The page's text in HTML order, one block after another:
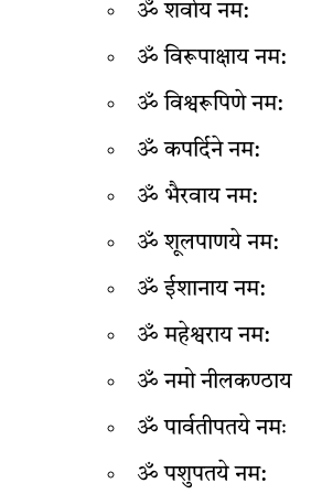
ॐ शर्वाय नम:
ॐ विरूपाक्षाय नम:
ॐ विश्वरूपिणे नम:
ॐ कपर्दिने नम:
ॐ भैरवाय नम:
ॐ शूलपाणये नम:
ॐ ईशानाय नम:
ॐ महेश्वराय नम:
ॐ नमो नीलकण्ठाय
ॐ पार्वतीपतये नमः
ॐ पशुपतये नम: